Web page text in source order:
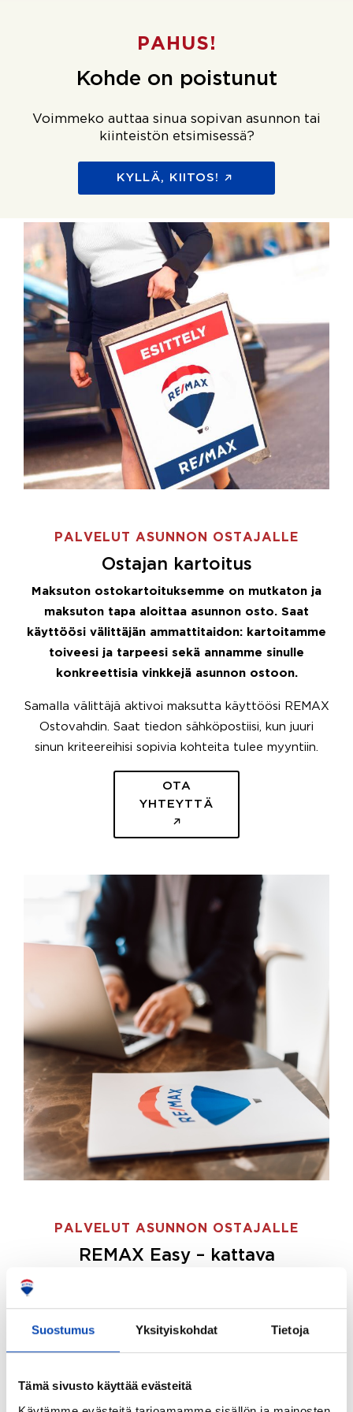
Suostumus Yksityiskohdat Tietoja
Tämä sivusto käyttää evästeitä
PAHUS!
Kohde on poistunut
Voimmeko auttaa sinua sopivan asunnon tai
kiinteistön etsimisessä?
KYLLÄ, KIITOS!
PALVELUT ASUNNON OSTAJALLE
Ostajan kartoitus
Maksuton ostokartoituksemme on mutkaton ja
maksuton tapa aloittaa asunnon osto. Saat
käyttöösi välittäjän ammattitaidon: kartoitamme
toiveesi ja tarpeesi sekä annamme sinulle
konkreettisia vinkkejä asunnon ostoon.
Samalla välittäjä aktivoi maksutta käyttöösi REMAX
Ostovahdin. Saat tiedon sähköpostiisi, kun juuri
sinun kriteereihisi sopivia kohteita tulee myyntiin.
OTA
YHTEYTTÄ
PALVELUT ASUNNON OSTAJALLE
REMAX Easy – kattava
ostajille.
Tee ostotoimeksianto ja etsimme juuri